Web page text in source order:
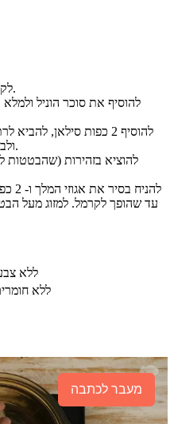
לקלף את הבטטות ולהניח בסיר.
ולבשל היטב עד להתרככות מלאה.
עד שהופך לקרמל. למזוג מעל
ללא
ללא
מעבר לכתבה